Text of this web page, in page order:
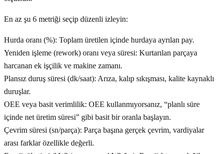
En az şu 6 metriği seçip düzenli izleyin:
Hurda oranı (%): Toplam üretilen içinde hurdaya ayrılan pay.
Yeniden işleme (rework) oranı veya süresi: Kurtarılan parçaya
harcanan ek işçilik ve makine zamanı.
Plansız duruş süresi (dk/saat): Arıza, kalıp sıkışması, kalite kaynaklı
duruşlar.
OEE veya basit verimlilik: OEE kullanmıyorsanız, “planlı süre
içinde net üretim süresi” gibi basit bir oranla başlayın.
Çevrim süresi (sn/parça): Parça başına gerçek çevrim, vardiyalar
arası farklar özellikle değerli.